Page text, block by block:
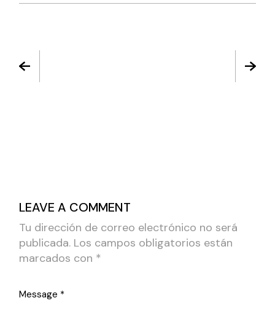
LEAVE A COMMENT
Tu dirección de correo electrónico no será
publicada. Los campos obligatorios están
marcados con *